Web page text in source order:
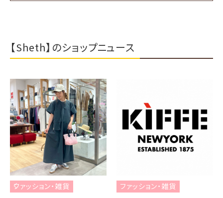
【Sheth】のショップニュース
ファッション・雑貨 ファッション・雑貨